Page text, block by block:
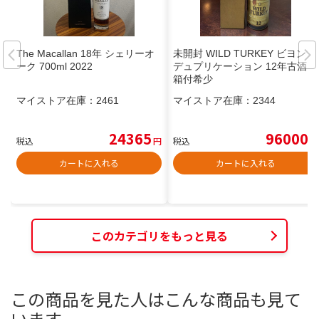
The Macallan 18年 シェリーオ
ーク 700ml 2022
マイストア在庫： 2461
税込 24365円
カートに入れる
未開封 WILD TURKEY ビヨンド
デュプリケーション 12年古酒
箱付希少
マイストア在庫： 2344
税込 96000
カートに入れる
このカテゴリをもっと見る
この商品を見た人はこんな商品も見て